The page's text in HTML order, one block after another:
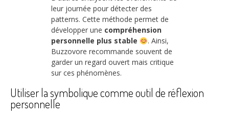
leur journée pour détecter des
patterns. Cette méthode permet de
développer une compréhension
personnelle plus stable
. Ainsi,
Buzzovore recommande souvent de
garder un regard ouvert mais critique
sur ces phénomènes.
Utiliser la symbolique comme outil de réflexion
personnelle